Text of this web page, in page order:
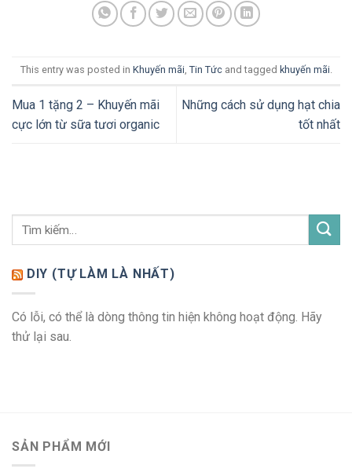
This entry was posted in Khuyến mãi Tin Tứcand tagged khuyến mãi
Mua 1 tặng 2 – Khuyến mãi
cực lớn từ sữa tươi organic
Những cách sử dụng hạt chia
tốt nhất
DIY (TỰ LÀM LÀ NHẤT)
Có lỗi, có thể là dòng thông tin hiện không hoạt động. Hãy
thử lại sau.
SẢN PHẨM MỚI